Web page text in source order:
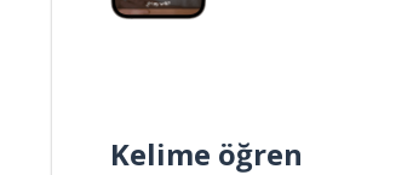
Kelime öğren